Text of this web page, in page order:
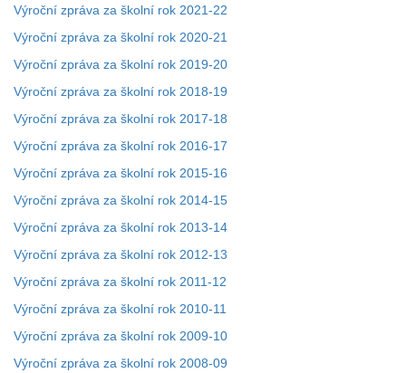
Výroční zpráva za školní rok 2021-22
Výroční zpráva za školní rok 2020-21
Výroční zpráva za školní rok 2019-20
Výroční zpráva za školní rok 2018-19
Výroční zpráva za školní rok 2017-18
Výroční zpráva za školní rok 2016-17
Výroční zpráva za školní rok 2015-16
Výroční zpráva za školní rok 2014-15
Výroční zpráva za školní rok 2013-14
Výroční zpráva za školní rok 2012-13
Výroční zpráva za školní rok 2011-12
Výroční zpráva za školní rok 2010-11
Výroční zpráva za školní rok 2009-10
Výroční zpráva za školní rok 2008-09